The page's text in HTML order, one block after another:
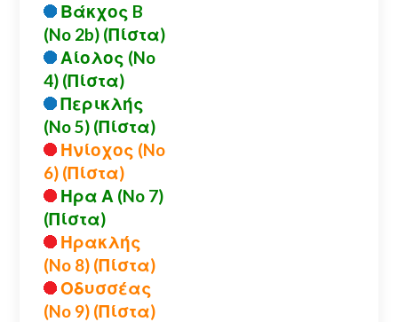
Βάκχος B
(No 2b) (Πίστα)
Αίολος (No
4) (Πίστα)
Περικλής
(No 5) (Πίστα)
Ηνίοχος (No
6) (Πίστα)
Ηρα Α (No 7)
(Πίστα)
Ηρακλής
(No 8) (Πίστα)
Οδυσσέας
(No 9) (Πίστα)